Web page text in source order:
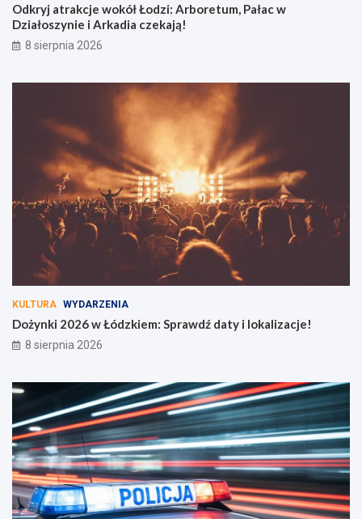
Odkryj atrakcje wokół Łodzi: Arboretum, Pałac w
Działoszynie i Arkadia czekają!
8 sierpnia 2026
KULTURA WYDARZENIA
Dożynki 2026 w Łódzkiem: Sprawdź daty i lokalizacje!
8 sierpnia 2026